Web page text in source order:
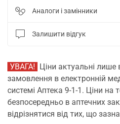
Аналоги і замінники
Залишити відгук
УВАГА! Ціни актуальні
замовлення в електронній
системі Аптека 9-1-1. Ціни на
безпосередньо в аптечних
відрізнятися від тих, що